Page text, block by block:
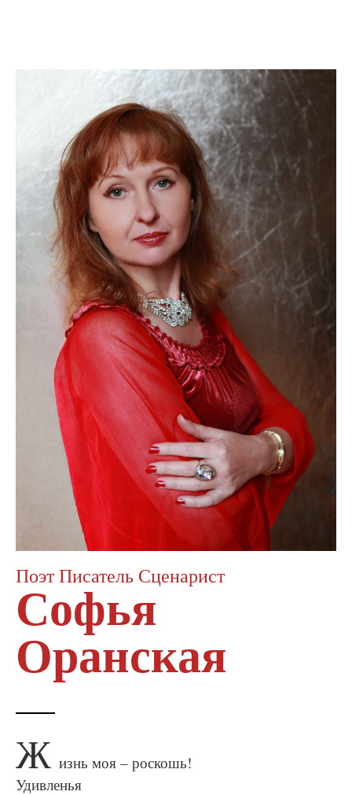
Поэт Писатель Сценарист
Софья
Оранская
Ж изнь моя – роскошь!
Удивленья